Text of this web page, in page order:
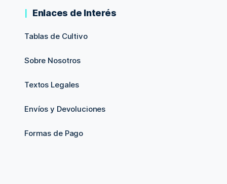
Enlaces de Interés
Tablas de Cultivo
Sobre Nosotros
Textos Legales
Envíos y Devoluciones
Formas de Pago